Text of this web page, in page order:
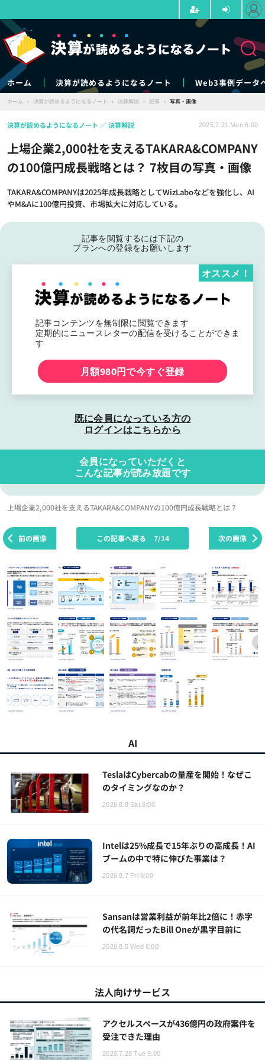
ホーム 決算が読めるようになるノート Web3事例データ
ホーム › 決算が読めるようになるノート › 決算解説 › 記事 › 写真・画像
上場企業2,000社を支えるTAKARA&COMPANY
の100億円成長戦略とは？ 7枚目の写真・画像
TAKARA&COMPANYは2025年成長戦略としてWizLaboなどを強化し、AI
やM&Aに100億円投資、市場拡大に対応している。
決算が読めるようになるノート 決算解説 2025.7.21 Mon 6:00
記事を閲覧するには下記の
プランへの登録をお願いします
記事コンテンツを無制限に閲覧できます
定期的にニュースレターの配信を受けることができま
す
オススメ！
月額980円で今すぐ登録
既に会員になっている方の
ログインはこちらから
会員になっていただくと
こんな記事が読み放題です
上場企業2,000社を支えるTAKARA&COMPANYの100億円成長戦略とは？
前の画像 次の画像
この記事へ戻る 7/14
AI
TeslaはCybercabの量産を開始！なぜこ
のタイミングなのか？
2026.8.8 Sat 6:00
Intelは25%成長で15年ぶりの高成長！AI
ブームの中で特に伸びた事業は？
2026.8.7 Fri 6:00
Sansanは営業利益が前年比2倍に！赤字
の代名詞だったBill Oneが黒字目前に
2026.8.5 Wed 6:00
法人向けサービス
アクセルスペースが436億円の政府案件を
受注できた理由
2026.7.28 Tue 9:00